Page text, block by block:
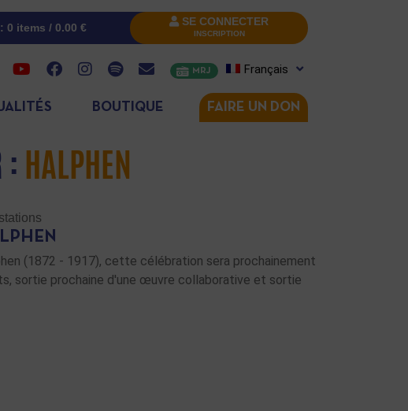
0 items / 0.00 € SE CONNECTER
INSCRIPTION
MRJ Français
BOUTIQUE FAIRE UN DON
: HALPHEN
(1872 - 1917), cette célébration sera prochainement
sortie prochaine d'une œuvre collaborative et sortie